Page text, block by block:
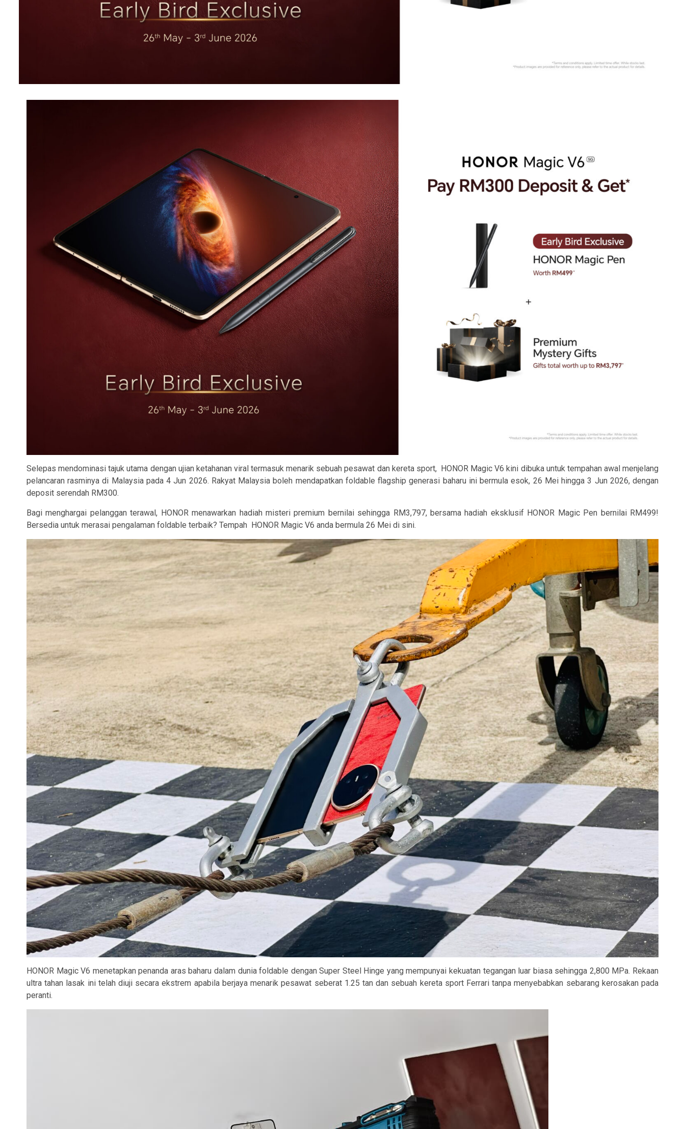
Selepas mendominasi tajuk utama dengan ujian ketahanan viral termasuk menarik sebuah pesawat dan kereta sport, HONOR Magic V6 kini dibuka untuk tempahan awal menjelang
pelancaran rasminya di Malaysia pada 4 Jun 2026. Rakyat Malaysia boleh mendapatkan foldable flagship generasi baharu ini bermula esok, 26 Mei hingga 3 Jun 2026, dengan
deposit serendah RM300.
Bagi menghargai pelanggan terawal, HONOR menawarkan hadiah misteri premium bernilai sehingga RM3,797, bersama hadiah eksklusif HONOR Magic Pen bernilai RM499!
Bersedia untuk merasai pengalaman foldable terbaik? Tempah
HONOR Magic V6 anda bermula 26 Mei di sini.
HONOR Magic V6 menetapkan penanda aras baharu dalam dunia foldable dengan Super Steel Hinge yang mempunyai kekuatan tegangan luar biasa sehingga 2,800 MPa. Rekaan
ultra tahan lasak ini telah diuji secara ekstrem apabila berjaya menarik pesawat seberat 1.25 tan dan sebuah kereta sport Ferrari tanpa menyebabkan sebarang kerosakan pada
peranti.